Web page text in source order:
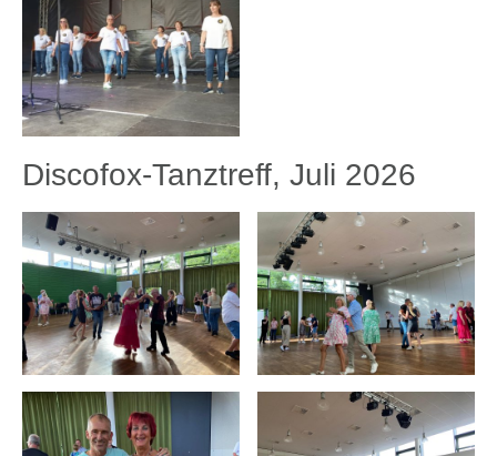
Discofox-Tanztreff, Juli 2026